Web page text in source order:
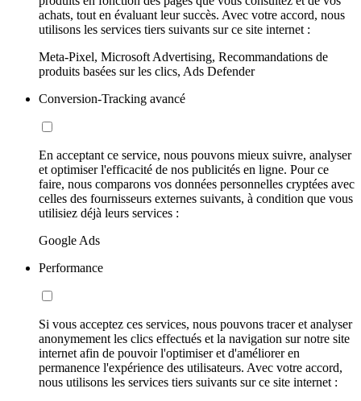
achats, tout en évaluant leur succès. Avec votre accord, nous
utilisons les services tiers suivants sur ce site internet :
Meta-Pixel, Microsoft Advertising, Recommandations de
produits basées sur les clics, Ads Defender
Conversion-Tracking avancé
En acceptant ce service, nous pouvons mieux suivre, analyser
et optimiser l'efficacité de nos publicités en ligne. Pour ce
faire, nous comparons vos données personnelles cryptées avec
celles des fournisseurs externes suivants, à condition que vous
utilisiez déjà leurs services :
Google Ads
Performance
Si vous acceptez ces services, nous pouvons tracer et analyser
anonymement les clics effectués et la navigation sur notre site
internet afin de pouvoir l'optimiser et d'améliorer en
permanence l'expérience des utilisateurs. Avec votre accord,
nous utilisons les services tiers suivants sur ce site internet :